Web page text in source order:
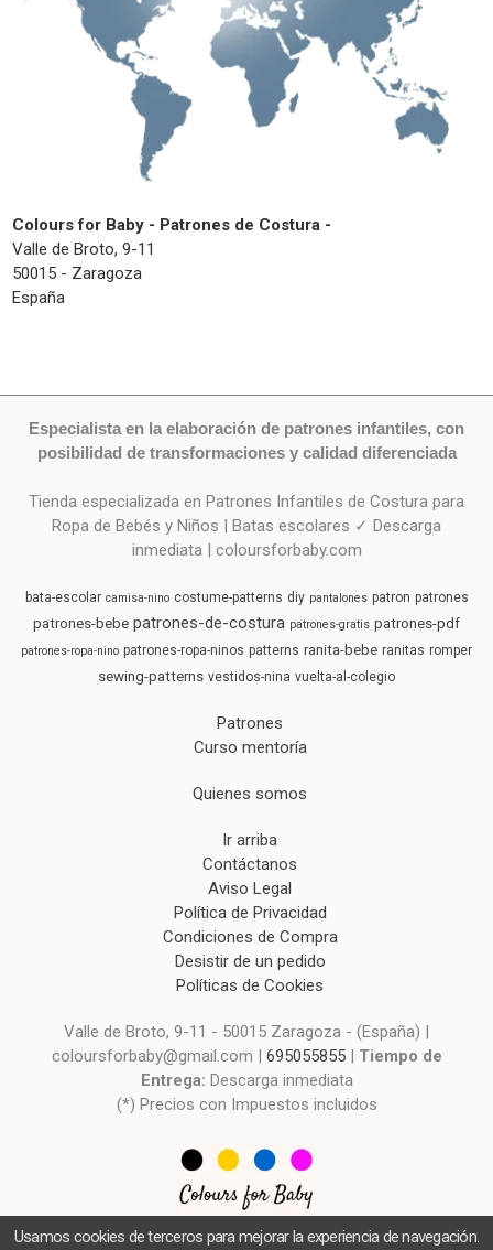
Colours for Baby - Patrones de Costura -
Valle de Broto, 9-11
50015 - Zaragoza
España
Especialista en la elaboración de patrones infantiles, con
posibilidad de transformaciones y calidad diferenciada
Tienda especializada en Patrones Infantiles de Costura para
Ropa de Bebés y Niños | Batas escolares ✓ Descarga
inmediata | coloursforbaby.com
bata-escolar camisa-nino costume-patterns diy pantalones patron patrones
patrones-bebe patrones-de-costura patrones-gratis patrones-pdf
patrones-ropa-nino patrones-ropa-ninos patterns ranita-bebe ranitas romper
sewing-patterns vestidos-nina vuelta-al-colegio
Patrones
Curso mentoría
Quienes somos
Ir arriba
Contáctanos
Aviso Legal
Política de Privacidad
Condiciones de Compra
Desistir de un pedido
Políticas de Cookies
Valle de Broto, 9-11 - 50015 Zaragoza - (España) |
coloursforbaby@gmail.com | 695055855| Tiempo de
Entrega: Descarga inmediata
(*) Precios con Impuestos incluidos
Usamos cookies de terceros para mejorar la experiencia de navegación.